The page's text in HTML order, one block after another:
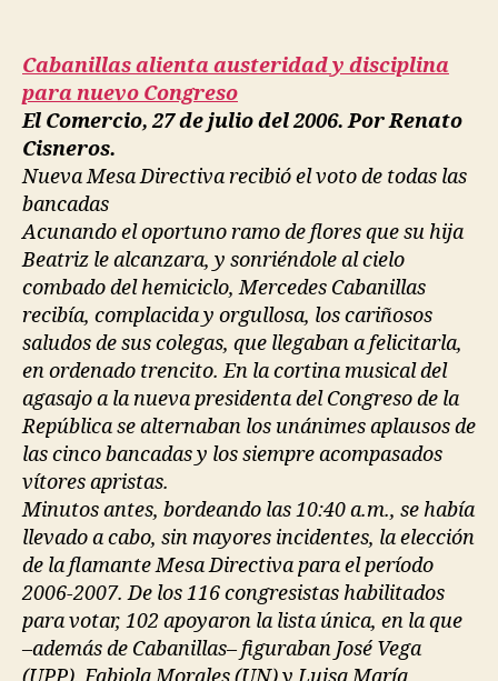
Cabanillas alienta austeridad y disciplina
para nuevo Congreso
El Comercio, 27 de julio del 2006. Por Renato
Cisneros.
Nueva Mesa Directiva recibió el voto de todas las
bancadas
Acunando el oportuno ramo de flores que su hija
Beatriz le alcanzara, y sonriéndole al cielo
combado del hemiciclo, Mercedes Cabanillas
recibía, complacida y orgullosa, los cariñosos
saludos de sus colegas, que llegaban a felicitarla,
en ordenado trencito. En la cortina musical del
agasajo a la nueva presidenta del Congreso de la
República se alternaban los unánimes aplausos de
las cinco bancadas y los siempre acompasados
vítores apristas.
Minutos antes, bordeando las 10:40 a.m., se había
llevado a cabo, sin mayores incidentes, la elección
de la flamante Mesa Directiva para el período
2006-2007. De los 116 congresistas habilitados
para votar, 102 apoyaron la lista única, en la que
–además de Cabanillas– figuraban José Vega